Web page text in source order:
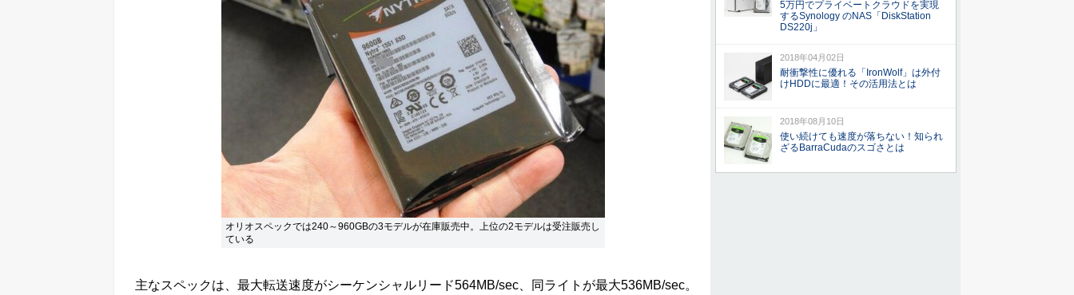
オリオスペックでは240～960GBの3モデルが在庫販売中。上位の2モデルは受注販売し
ている
主なスペックは、最大転送速度がシーケンシャルリード564MB/sec、同ライトが最大536MB/sec。
5万円でプライベートクラウドを実現
するSynology のNAS「DiskStation
DS220j」
2018年04月02日
耐衝撃性に優れる「IronWolf」は外付
けHDDに最適！その活用法とは
2018年08月10日
使い続けても速度が落ちない！知られ
ざるBarraCudaのスゴさとは